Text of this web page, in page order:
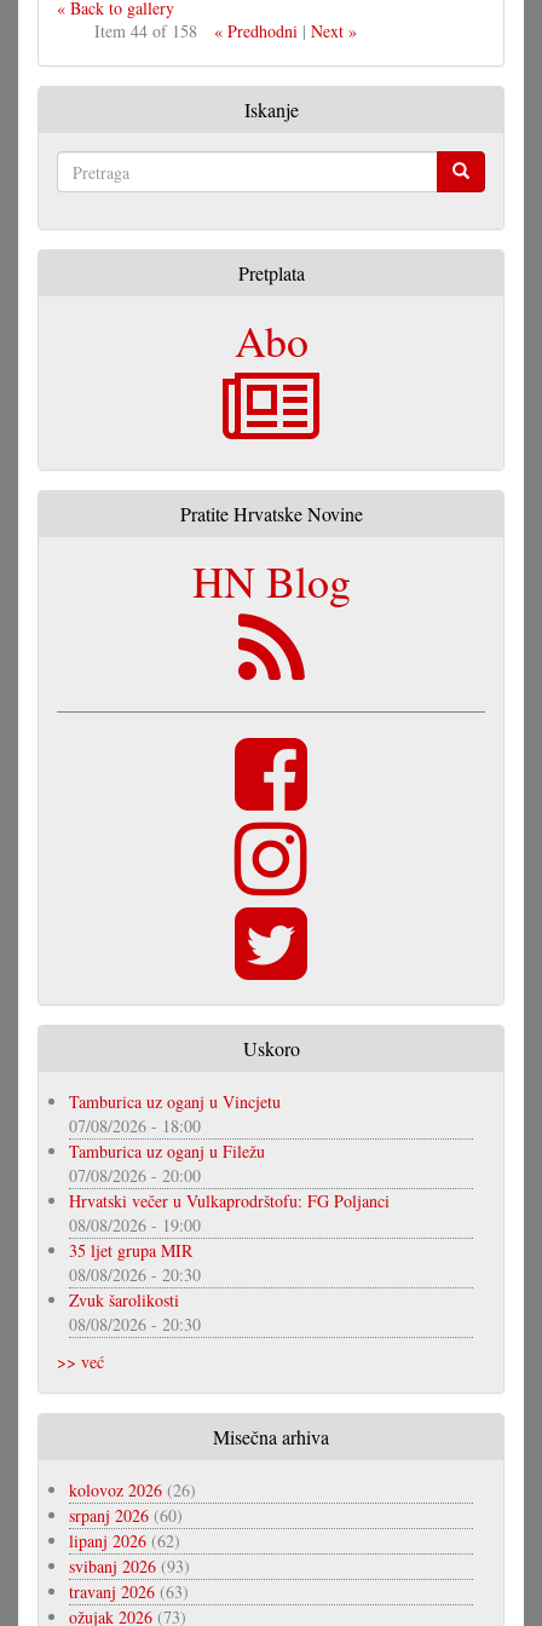
« Back to gallery
Item 44 of 158
« Predhodni| Next »
Iskanje
Pretplata
Abo
Pratite Hrvatske Novine
HN Blog
Uskoro
Tamburica uz oganj u Vincjetu
07/08/2026 - 18:00
Tamburica uz oganj u Filežu
07/08/2026 - 20:00
Hrvatski večer u Vulkaprodrštofu: FG Poljanci
08/08/2026 - 19:00
35 ljet grupa MIR
08/08/2026 - 20:30
Zvuk šarolikosti
08/08/2026 - 20:30
>> već
Misečna arhiva
kolovoz 2026 (26)
srpanj 2026 (60)
lipanj 2026 (62)
svibanj 2026 (93)
travanj 2026 (63)
ožujak 2026 (73)